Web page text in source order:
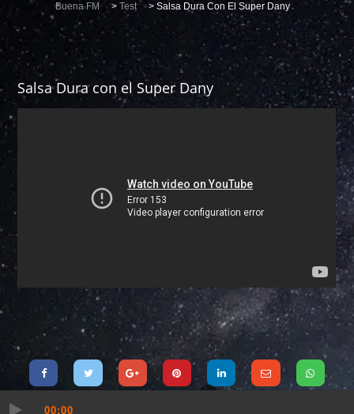
Buena FM > Test > Salsa Dura Con El Super Dany
Salsa Dura con el Super Dany
00:00